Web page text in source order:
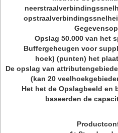
Opslag 50.000 van
Buffergeheugen voor
hoek) (punten) het
De opslag van
(kan 20
Het het de Opslagbeeld en
baseerden de